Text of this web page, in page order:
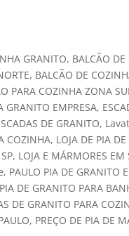
GRANITO, BALCÃO
, BALCÃO DE
PARA COZINHA ZONA SUL
GRANITO EMPRESA,
DE GRANITO,
COZINHA, LOJA DE PIA
, LOJA E MÁRMORES EM
, PAULO PIA DE GRANITO
PIA DE GRANITO PARA
DE GRANITO PARA
, PREÇO DE PIA DE